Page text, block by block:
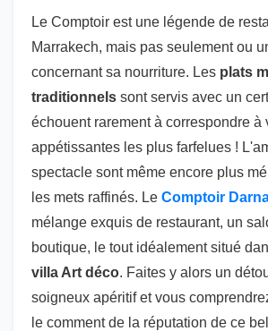
Le Comptoir est une légende de
Marrakech, mais pas seulement ou
concernant sa nourriture. Les plats
traditionnels sont servis avec un
échouent rarement à correspondre à
appétissantes les plus farfelues !
spectacle sont même encore plus
les mets raffinés. Le Comptoir
mélange exquis de restaurant, un
boutique, le tout idéalement situé
villa Art déco. Faites y alors un
soigneux apéritif et vous
le comment de la réputation de ce